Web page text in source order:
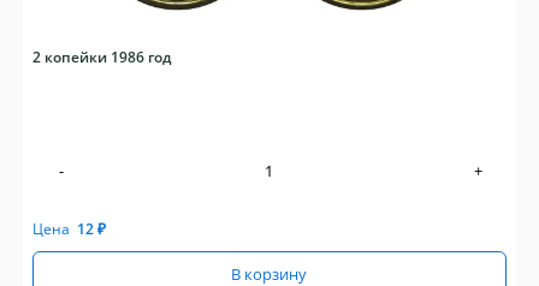
2 копейки 1986 год
- +
Цена 12₽
В корзину